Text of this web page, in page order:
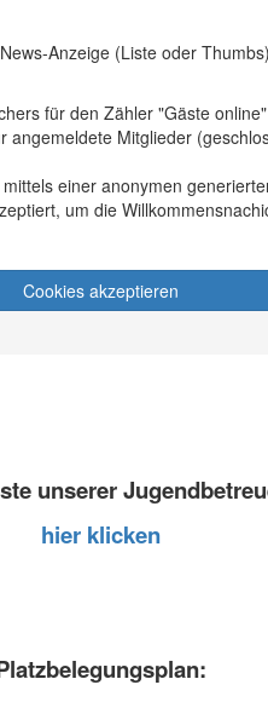
Anzeige (Liste oder Thumbs)
für den Zähler "Gäste online"
Mitglieder
einer anonymen
um die
Cookies akzeptieren
unserer
hier klicken